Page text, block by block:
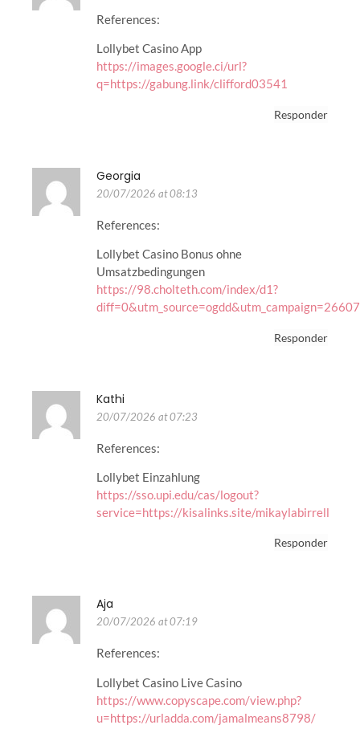
References:
Lollybet Casino App
https://images.google.ci/url?
q=https://gabung.link/clifford03541
Responder
Georgia
20/07/2026 at 08:13
References:
Lollybet Casino Bonus ohne
Umsatzbedingungen
https://98.cholteth.com/index/d1?
Responder
Kathi
20/07/2026 at 07:23
References:
Lollybet Einzahlung
https://sso.upi.edu/cas/logout?
service=https://kisalinks.site/mikaylabirrell
Responder
Aja
20/07/2026 at 07:19
References:
Lollybet Casino Live Casino
https://www.copyscape.com/view.php?
u=https://urladda.com/jamalmeans8798/